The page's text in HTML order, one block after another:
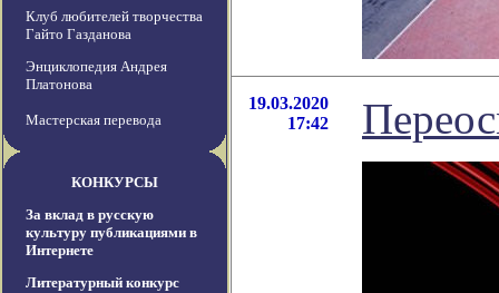
Клуб любителей творчества
Гайто Газданова
Энциклопедия Андрея
Платонова
Мастерская перевода
КОНКУРСЫ
За вклад в русскую
культуру публикациями в
Интернете
Литературный конкурс
19.03.2020
17:42